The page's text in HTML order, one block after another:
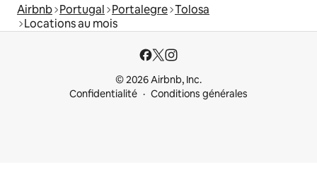
Airbnb Portugal Portalegre Tolosa
Locations au mois
© 2026 Airbnb, Inc.
Confidentialité
Conditions générales